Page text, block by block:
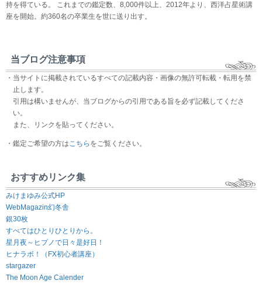
持を得ている。 これまでの鑑定数、8,000件以上、2012年より、西洋占星術講
座を開始。約360名の卒業生を世に送り出す。
当ブログ注意事項
・当サイトに掲載されているすべての記載内容・画像の無許可転載・転用を禁
止します。
引用は構いませんが、当ブログからの引用である旨を必ず記載してくださ
い。
また、リンクを貼ってください。
・鑑定ご希望の方はこちら をご覧ください。
おすすめリンク集
みけまゆみ公式HP
WebMagazin幻冬舎
銀30枚
すべてはひとりひとりから。
星月夜～ヒプノで日々是好日！
ヒナラボ！（FX初心者講座）
stargazer
The Moon Age Calender